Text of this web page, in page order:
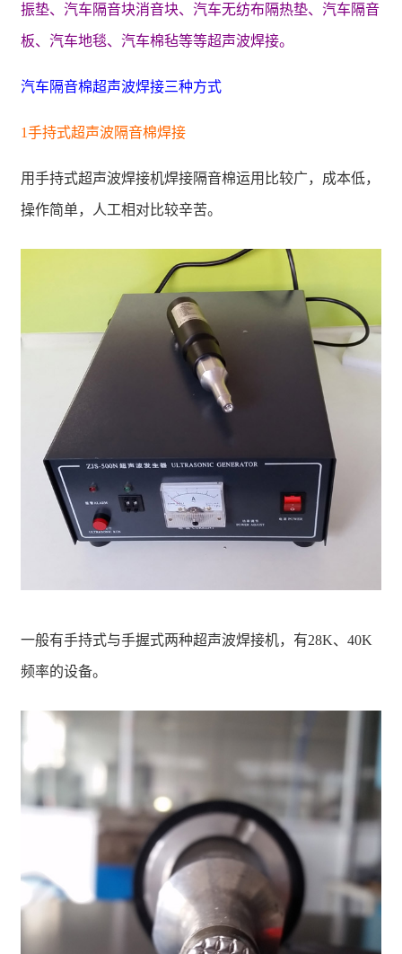
振垫、汽车隔音块消音块、汽车无纺布隔热垫、汽车隔音
板、汽车地毯、汽车棉毡等等超声波焊接。
汽车隔音棉超声波焊接三种方式
1手持式超声波隔音棉焊接
用手持式超声波焊接机焊接隔音棉运用比较广，成本低，
操作简单，人工相对比较辛苦。
一般有手持式与手握式两种超声波焊接机，有28K、40K
频率的设备。